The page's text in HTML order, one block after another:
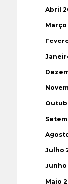
Abril
Março
Julho
Junho
Maio